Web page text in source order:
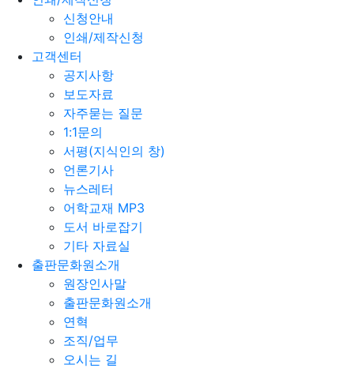
신청안내
인쇄/제작신청
고객센터
공지사항
보도자료
자주묻는 질문
1:1문의
서평(지식인의 창)
언론기사
뉴스레터
어학교재 MP3
도서 바로잡기
기타 자료실
출판문화원소개
원장인사말
출판문화원소개
연혁
조직/업무
오시는 길